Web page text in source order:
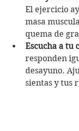
El ejercicio
masa
quema de
Escucha a tu
responden
desayuno.
sientas y tus